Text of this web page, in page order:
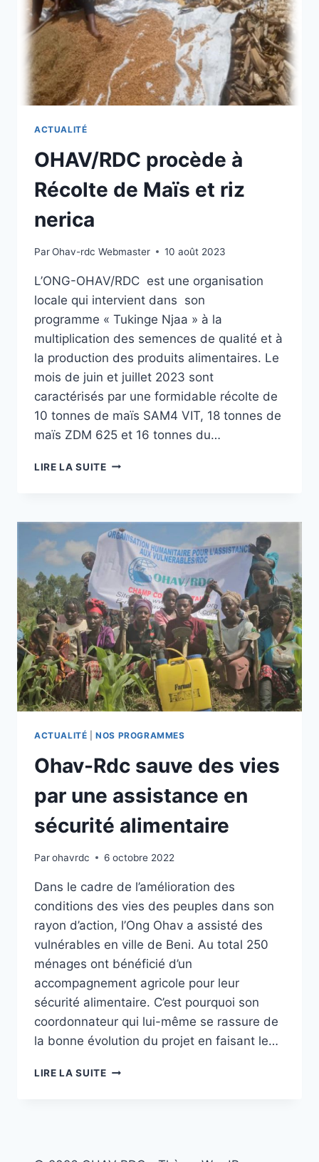
POUR
L’ASSISTANCE
AUX
VULNÉRABLES
AU
SITE
MATEMBO/MAVIVI
ACTUALITÉ
OHAV/RDC procède à
Récolte de Maïs et riz
nerica
ParOhav-rdc Webmaster 10 août 2023
L’ONG-OHAV/RDC est une organisation
locale qui intervient dans son
programme « Tukinge Njaa » à la
multiplication des semences de qualité et à
la production des produits alimentaires. Le
mois de juin et juillet 2023 sont
caractérisés par une formidable récolte de
10 tonnes de maïs SAM4 VIT, 18 tonnes de
maïs ZDM 625 et 16 tonnes du…
LIRE LA SUITEOHAV/RDC
DE
MAÏS
ET
RIZ
NERICA
ACTUALITÉ |NOS PROGRAMMES
Ohav-Rdc sauve des vies
par une assistance en
sécurité alimentaire
Parohavrdc 6 octobre 2022
Dans le cadre de l’amélioration des
conditions des vies des peuples dans son
rayon d’action, l’Ong Ohav a assisté des
vulnérables en ville de Beni. Au total 250
ménages ont bénéficié d’un
accompagnement agricole pour leur
sécurité alimentaire. C’est pourquoi son
coordonnateur qui lui-même se rassure de
la bonne évolution du projet en faisant le…
LIRE LA SUITEOHAV-
UNE